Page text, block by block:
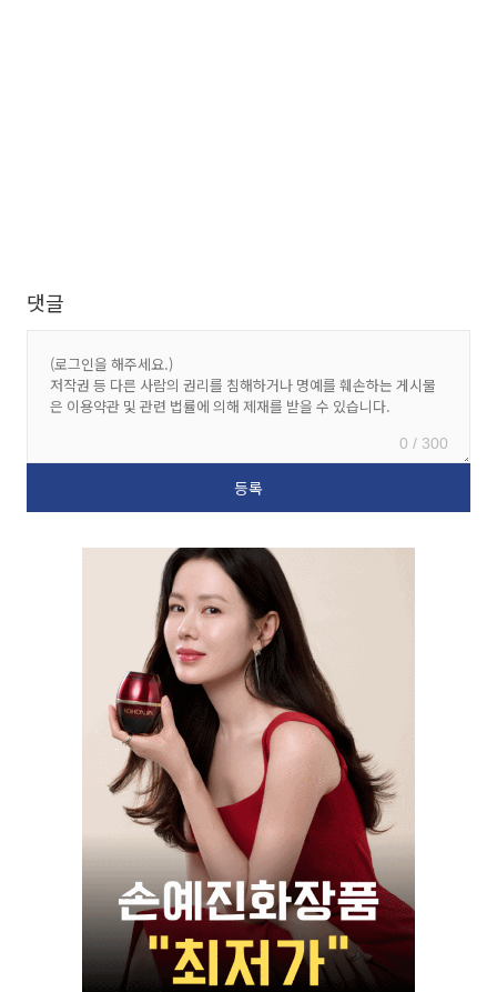
댓글
0 / 300